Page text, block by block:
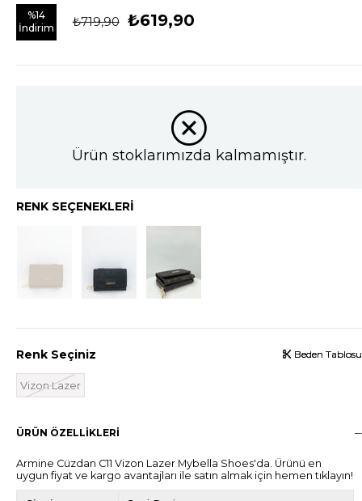
%14
İndirim
₺719,90 ₺619,90
Ürün stoklarımızda kalmamıştır.
RENK SEÇENEKLERI
Renk Seçiniz
Vizon Lazer
Beden Tablosu
Beden Tablosu
Beden Tablosu
ÜRÜN ÖZELLIKLERI
Armine Cüzdan C11 Vizon Lazer Mybella Shoes'da. Ürünü en
uygun fiyat ve kargo avantajları ile satın almak için hemen tıklayın!